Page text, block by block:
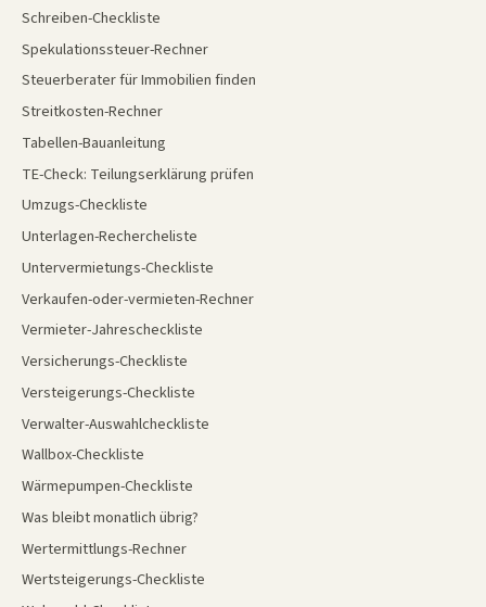
Schreiben-Checkliste
Spekulationssteuer-Rechner
Steuerberater für Immobilien finden
Streitkosten-Rechner
Tabellen-Bauanleitung
TE-Check: Teilungserklärung prüfen
Umzugs-Checkliste
Unterlagen-Rechercheliste
Untervermietungs-Checkliste
Verkaufen-oder-vermieten-Rechner
Vermieter-Jahrescheckliste
Versicherungs-Checkliste
Versteigerungs-Checkliste
Verwalter-Auswahlcheckliste
Wallbox-Checkliste
Wärmepumpen-Checkliste
Was bleibt monatlich übrig?
Wertermittlungs-Rechner
Wertsteigerungs-Checkliste